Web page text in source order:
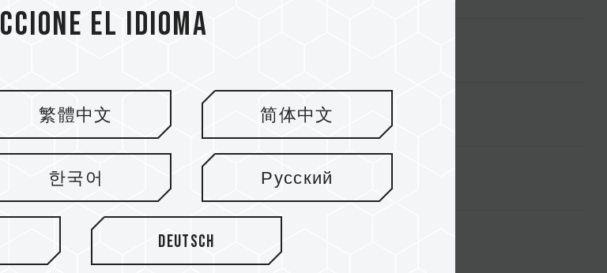
el idioma
繁體中文 简体中文
한국어 Русский
Deutsch